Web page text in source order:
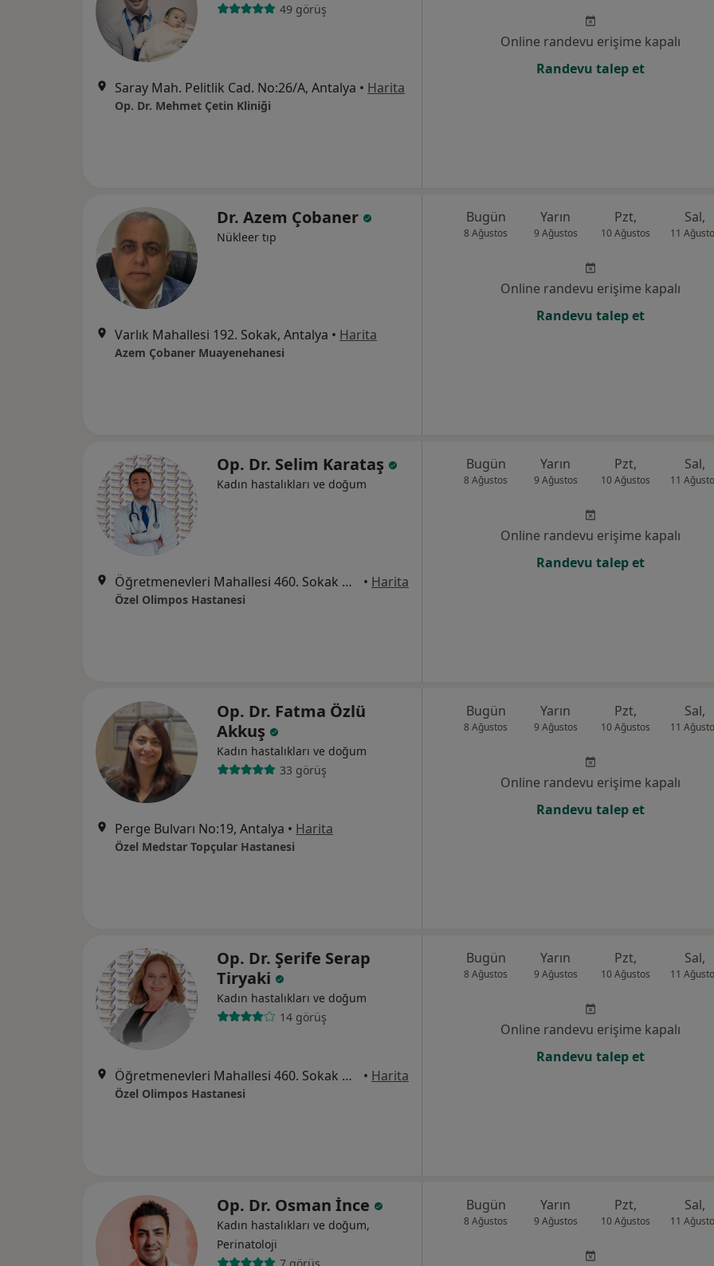
49 görüş
Saray Mah. Pelitlik Cad. No:26/A, Antalya • Harita
Op. Dr. Mehmet Çetin Kliniği
Online randevu erişime kapalı
Randevu talep et
Dr. Azem Çobaner
Nükleer tıp
Varlık Mahallesi 192. Sokak, Antalya • Harita
Azem Çobaner Muayenehanesi
Bugün
8 Ağustos
Yarın
9 Ağustos
Pzt,
10 Ağustos
Sal,
11
Online randevu erişime kapalı
Randevu talep et
Op. Dr. Selim Karataş
Kadın hastalıkları ve doğum
Öğretmenevleri Mahallesi 460. Sokak No:48, Konyaaltı • Harita
Özel Olimpos Hastanesi
Bugün
8 Ağustos
Yarın
9 Ağustos
Pzt,
10 Ağustos
Sal,
11
Online randevu erişime kapalı
Randevu talep et
Op. Dr. Fatma Özlü
Akkuş
Kadın hastalıkları ve doğum
33 görüş
Perge Bulvarı No:19, Antalya • Harita
Özel Medstar Topçular Hastanesi
Bugün
8 Ağustos
Yarın
9 Ağustos
Pzt,
10 Ağustos
Sal,
11
Online randevu erişime kapalı
Randevu talep et
Op. Dr. Şerife Serap
Tiryaki
Kadın hastalıkları ve doğum
14 görüş
Öğretmenevleri Mahallesi 460. Sokak No:48, Konyaaltı • Harita
Özel Olimpos Hastanesi
Bugün
8 Ağustos
Yarın
9 Ağustos
Pzt,
10 Ağustos
Sal,
11
Online randevu erişime kapalı
Randevu talep et
Op. Dr. Osman İnce
Kadın hastalıkları ve doğum,
Perinatoloji
7 görüş
Bugün
8 Ağustos
Yarın
9 Ağustos
Pzt,
10 Ağustos
Sal,
11